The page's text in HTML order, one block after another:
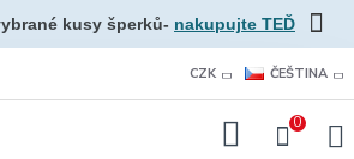
kusy šperků- nakupujte TEĎ
CZK ČEŠTINA
0